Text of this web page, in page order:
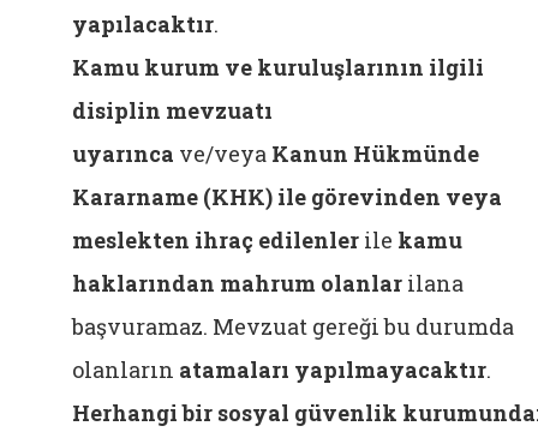
yapılacaktır.
Kamu kurum ve kuruluşlarının ilgili
disiplin mevzuatı
uyarınca ve/veya Kanun Hükmünde
Kararname (KHK) ile görevinden veya
meslekten ihraç edilenler ile kamu
haklarından mahrum olanlar ilana
başvuramaz. Mevzuat gereği bu durumda
olanların atamaları yapılmayacaktır.
Herhangi bir sosyal güvenlik